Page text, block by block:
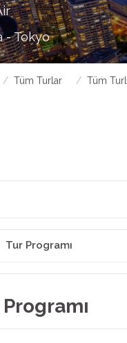
- Tokyo
Tüm Turlar Tüm
Tur Programı